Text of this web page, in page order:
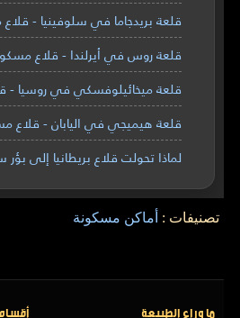
قلعة بريدجاما في سلوفينيا - قلاع
قلعة روس في أيرلندا - قلاع
قلعة ميخائيلوفسكي في روسيا -
قلعة هيميجي في اليابان - قلاع
لماذا تحولت قلاع بريطانيا إلى بؤر
تصنيفات : أماكن مسكونة
ما وراء الطبيعة